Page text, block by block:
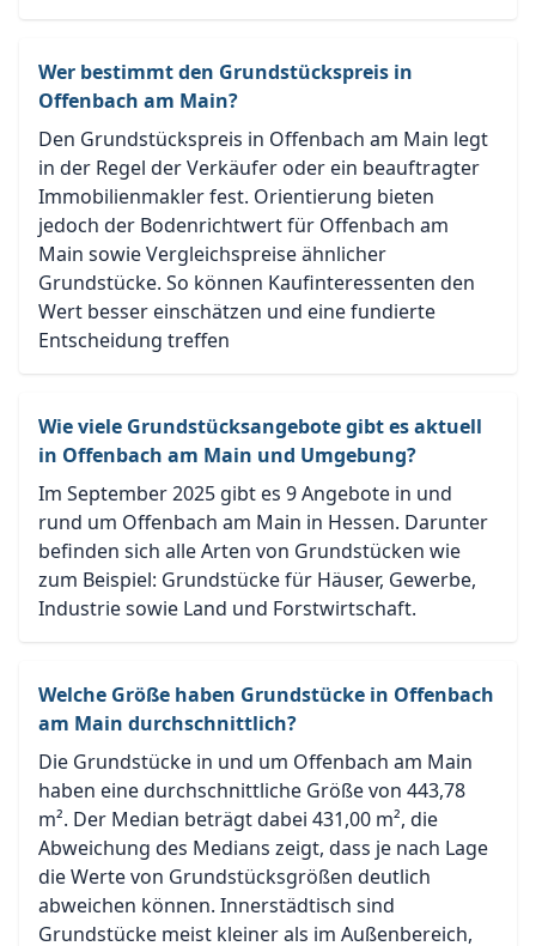
Wer bestimmt den Grundstückspreis in
Offenbach am Main?
Den Grundstückspreis in Offenbach am Main legt
in der Regel der Verkäufer oder ein beauftragter
Immobilienmakler fest. Orientierung bieten
jedoch der Bodenrichtwert für Offenbach am
Main sowie Vergleichspreise ähnlicher
Grundstücke. So können Kaufinteressenten den
Wert besser einschätzen und eine fundierte
Entscheidung treffen
Wie viele Grundstücksangebote gibt es aktuell
in Offenbach am Main und Umgebung?
Im September 2025 gibt es 9 Angebote in und
rund um Offenbach am Main in Hessen. Darunter
befinden sich alle Arten von Grundstücken wie
zum Beispiel: Grundstücke für Häuser, Gewerbe,
Industrie sowie Land und Forstwirtschaft.
Welche Größe haben Grundstücke in Offenbach
am Main durchschnittlich?
Die Grundstücke in und um Offenbach am Main
haben eine durchschnittliche Größe von 443,78
m². Der Median beträgt dabei 431,00 m², die
Abweichung des Medians zeigt, dass je nach Lage
die Werte von Grundstücksgrößen deutlich
abweichen können. Innerstädtisch sind
Grundstücke meist kleiner als im Außenbereich,